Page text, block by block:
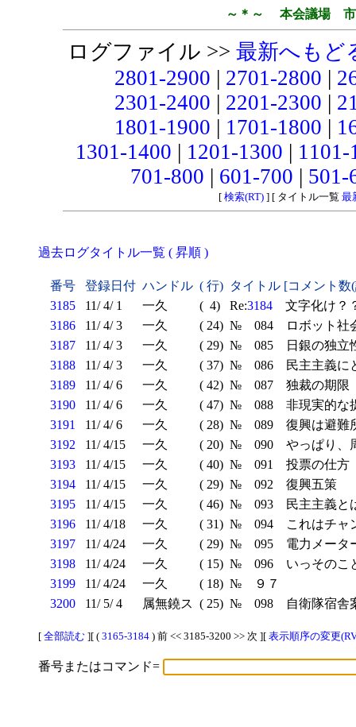
～＊～ 本会議場 市
ログファイル >> 最新へもど
2801-2900 | 2701-2800 |
2301-2400 | 2201-2300 |
1801-1900 | 1701-1800 |
1301-1400 | 1201-1300 |
701-800 | 601-700 |
[ 検索(RT)] [ タイトル一覧 最
過去ログタイトル一覧 ( 昇順 )
番号 登録日付 ハンドル ( 行) タイトル [コメント
3185
11/ 4/ 1 一久 ( 4) Re:3184 文字化け？
3186
11/ 4/ 3 一久 ( 24) № 084 ロボット社
3187
11/ 4/ 3 一久 ( 29) № 085 日銀の独立
3188
11/ 4/ 3 一久 ( 37) № 086 民主主義に
3189
11/ 4/ 6 一久 ( 42) № 087 独裁の期限
3190
11/ 4/ 6 一久 ( 47) № 088 非現実的な
3191
11/ 4/ 6 一久 ( 28) № 089 復興は避難
3192
11/ 4/15 一久 ( 20) № 090 やっぱり、
3193
11/ 4/15 一久 ( 40) № 091 投票の仕方
3194
11/ 4/15 一久 ( 29) № 092 復興五策
3195
11/ 4/15 一久 ( 46) № 093 民主主義と
3196
11/ 4/18 一久 ( 31) № 094 これはチャ
3197
11/ 4/24 一久 ( 29) № 095 電力メータ
3198
11/ 4/24 一久 ( 15) № 096 いっそのこ
3199
11/ 4/24 一久 ( 18) № ９７
3200
11/ 5/ 4 属無鐃ス ( 25) № 098 自衛隊宿舎
[ 全部読む ][ ( 3165-3184 ) 前 << 3185-3200 >> 次 ][ 表示順序の変更
番号またはコマンド=